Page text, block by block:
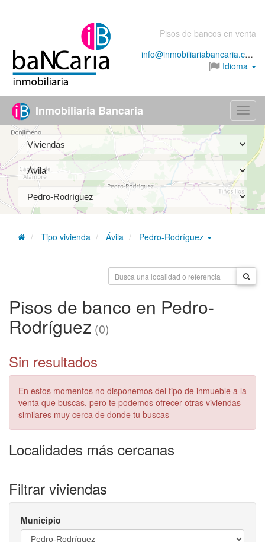
Pisos de bancos en venta
info@inmobiliariabancaria.com
Idioma
Menú
Inmobiliaria Bancaria
Tipo vivienda Ávila Pedro-Rodríguez
Pisos de banco en Pedro-
Rodríguez (0)
Sin resultados
En estos momentos no disponemos del tipo de inmueble a la
venta que buscas, pero te podemos ofrecer otras viviendas
similares muy cerca de donde tu buscas
Localidades más cercanas
Filtrar viviendas
Municipio